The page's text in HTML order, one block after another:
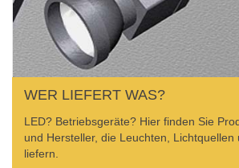
WER LIEFERT WAS?
LED? Betriebsgeräte? Hier finden Sie
und Hersteller, die Leuchten, Lichtquellen
liefern.